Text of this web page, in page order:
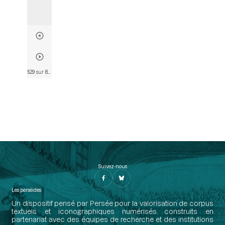
Suivez-nous
Les perséides
Un dispositif pensé par Persée pour la valorisation de corpus
textuels et iconographiques numérisés construits en
partenariat avec des équipes de recherche et des institutions